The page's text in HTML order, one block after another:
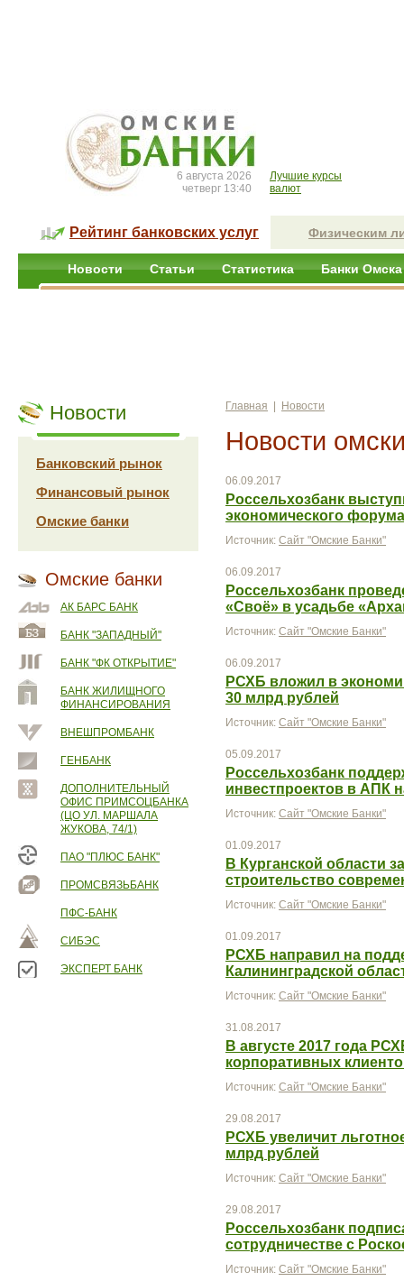
6 августа 2026
четверг 13:40
Лучшие курсы
валют
Рейтинг банковских услуг Физическим
Новости Статьи Статистика Банки Омска
Новости
Банковский рынок
Финансовый рынок
Омские банки
Омские банки
АК БАРС БАНК
БАНК "ЗАПАДНЫЙ"
БАНК "ФК ОТКРЫТИЕ"
БАНК ЖИЛИЩНОГО
ФИНАНСИРОВАНИЯ
ВНЕШПРОМБАНК
ГЕНБАНК
ДОПОЛНИТЕЛЬНЫЙ
ОФИС ПРИМСОЦБАНКА
(ЦО УЛ. МАРШАЛА
ЖУКОВА, 74/1)
ПАО "ПЛЮС БАНК"
ПРОМСВЯЗЬБАНК
ПФС-БАНК
СИБЭС
ЭКСПЕРТ БАНК
Главная Новости
Новости
06.09.2017
Россельхозбанк
экономического форума
Источник: Сайт "Омские Банки"
06.09.2017
Россельхозбанк
«Своё» в усадьбе
Источник: Сайт "Омские Банки"
06.09.2017
РСХБ вложил в
30 млрд рублей
Источник: Сайт "Омские Банки"
05.09.2017
Россельхозбанк
инвестпроектов в АПК
Источник: Сайт "Омские Банки"
01.09.2017
В Курганской области
строительство
Источник: Сайт "Омские Банки"
01.09.2017
РСХБ направил на
Калининградской
Источник: Сайт "Омские Банки"
31.08.2017
В августе 2017 года
корпоративных
Источник: Сайт "Омские Банки"
29.08.2017
РСХБ увеличит
млрд рублей
Источник: Сайт "Омские Банки"
29.08.2017
Россельхозбанк
сотрудничестве с
Источник: Сайт "Омские Банки"